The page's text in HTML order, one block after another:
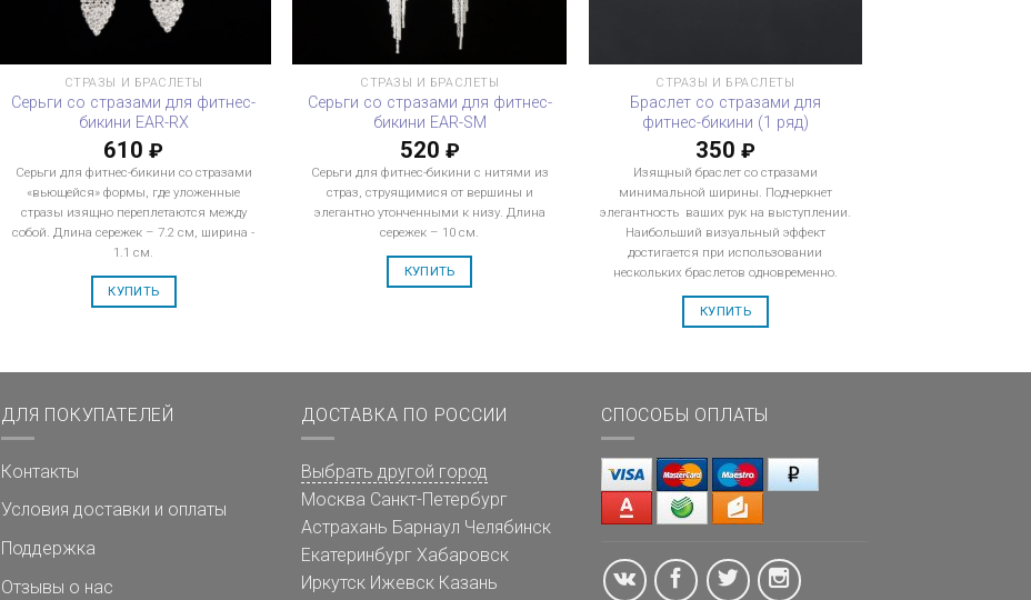
СТРАЗЫ И БРАСЛЕТЫ
Серьги со стразами для фитнес-
бикини EAR-RX
610₽
Серьги для фитнес-бикини со стразами
«вьющейся» формы, где уложенные
стразы изящно переплетаются между
собой. Длина сережек – 7.2 см, ширина -
1.1 см.
КУПИТЬ
СТРАЗЫ И БРАСЛЕТЫ
Серьги со стразами для фитнес-
бикини EAR-SM
520 ₽
Серьги для фитнес-бикини с нитями из
страз, струящимися от вершины и
элегантно утонченными к низу. Длина
сережек – 10 см.
КУПИТЬ
СТРАЗЫ И БРАСЛЕТЫ
Браслет со стразами для
фитнес-бикини (1 ряд)
350 ₽
Изящный браслет со стразами
минимальной ширины. Подчеркнет
элегантность ваших рук на выступлении.
Наибольший визуальный эффект
достигается при использовании
нескольких браслетов одновременно.
КУПИТЬ
ДЛЯ ПОКУПАТЕЛЕЙ
Контакты
Условия доставки и оплаты
Поддержка
Отзывы о нас
ДОСТАВКА ПО РОССИИ
Выбрать другой город
Москва Санкт-Петербург
Астрахань Барнаул Челябинск
Екатеринбург Хабаровск
Иркутск Ижевск Казань
СПОСОБЫ ОПЛАТЫ